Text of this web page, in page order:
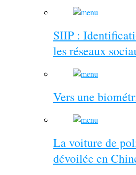
SIIP :
les réseaux
Vers une
La voiture de
dévoilée en